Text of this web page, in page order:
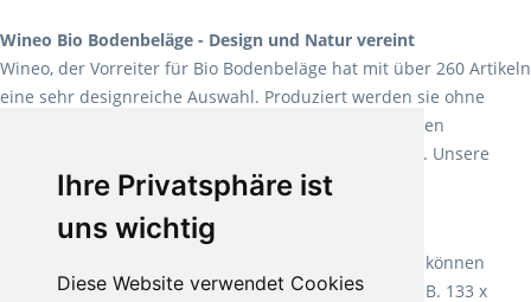
Ihre Privatsphäre ist
uns wichtig
Diese Website verwendet Cookies
Wineo Bio Bodenbeläge - Design und Natur vereint
Wineo, der Vorreiter für Bio Bodenbeläge hat mit über 260 Artikeln
eine sehr designreiche Auswahl. Produziert werden sie ohne
Weichmacher und Lösungsmittel. Mit allen verfügbaren
Verlegearten ist er für jegliche Bauvorhaben attraktiv. Unsere
Empfehlung:Wineo 1000 Multi Layer XXL.
Teppiche für ein angenehmes Laufgefühl
machen es schon lange vor. Sie können
Teppich in Ihrem gewünschten Sondermaß kaufen, z.B. 133 x